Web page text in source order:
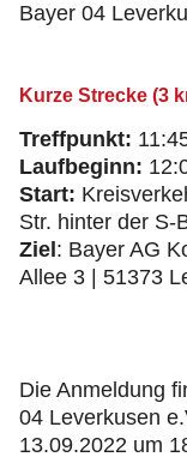
Bayer 04
Kurze Strecke (3
Treffpunkt:
Laufbeginn:
Start:
Str. hinter der S-
Ziel : Bayer AG
Allee 3 | 51373
Die Anmeldung
04 Leverkusen
13.09.2022 um